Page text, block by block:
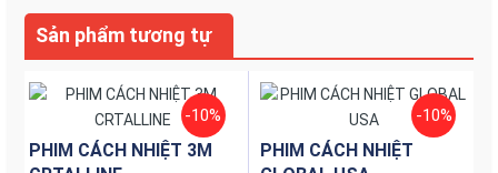
Tính thẩm mỹ cao nên bảng báo giá
Sản phẩm tương tự
-10%
PHIM CÁCH NHIỆT 3M
-10%
PHIM CÁCH NHIỆT